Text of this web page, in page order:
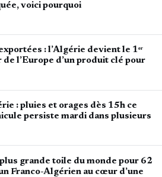
voici pourquoi
: l’Algérie devient le 1ᵉʳ
l’Europe d’un produit clé pour
: pluies et orages dès 15h ce
persiste mardi dans plusieurs
grande toile du monde pour 62
Franco-Algérien au cœur d’une